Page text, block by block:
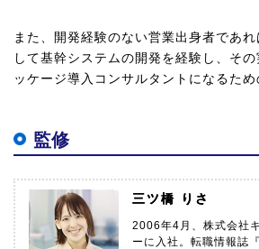
また、開発経験のない営業出身者であ
して基幹システムの開発を経験し、そ
ッケージ導入コンサルタントになるため
監修
三ツ橋 りさ
2006年4月、株式会社
ーに入社。転職情報誌